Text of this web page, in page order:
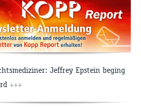
Jeffrey Epstein beging
+++